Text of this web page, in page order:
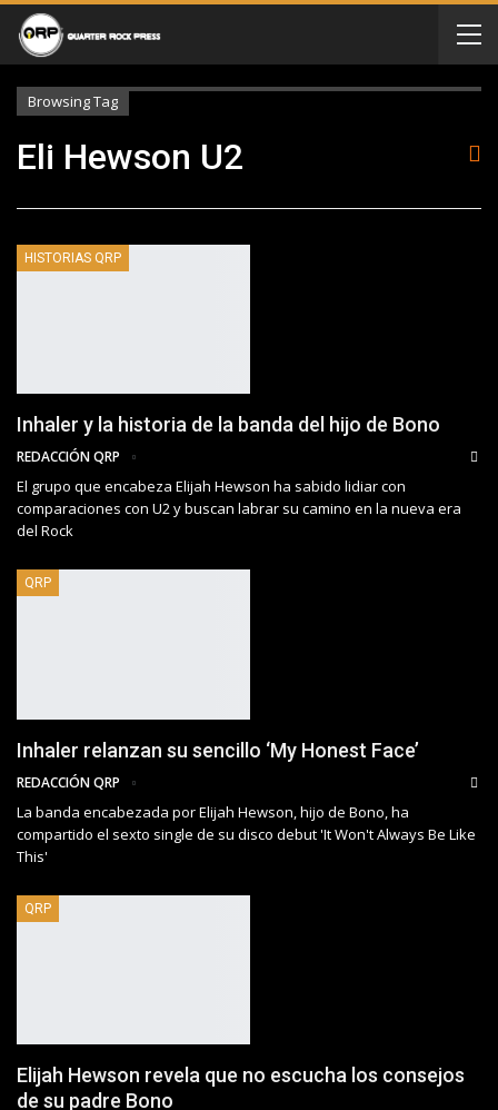
Browsing Tag
Eli Hewson U2
HISTORIAS QRP
Inhaler y la historia de la banda del hijo de Bono
REDACCIÓN QRP
El grupo que encabeza Elijah Hewson ha sabido lidiar con
comparaciones con U2 y buscan labrar su camino en la nueva era
del Rock
QRP
Inhaler relanzan su sencillo ‘My Honest Face’
REDACCIÓN QRP
La banda encabezada por Elijah Hewson, hijo de Bono, ha
compartido el sexto single de su disco debut 'It Won't Always Be Like
This'
QRP
Elijah Hewson revela que no escucha los consejos
de su padre Bono